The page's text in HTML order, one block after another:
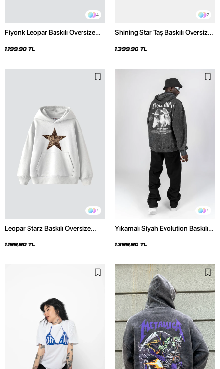
4
Fiyonk Leopar Baskılı Oversize
1.199,90 TL
7
Shining Star Taş Baskılı Oversize
Hoodie
1.399,90 TL
4
Leopar Starz Baskılı Oversize
1.199,90 TL
4
Yıkamalı Siyah Evolution Baskılı
Hoodie
1.399,90 TL